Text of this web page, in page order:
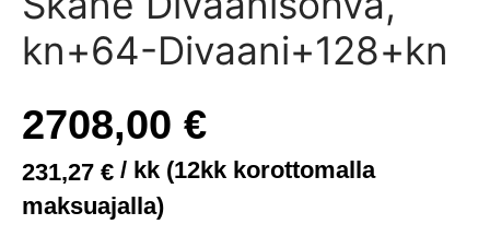
kn+64-Divaani+128+kn
2708,00 €
231,27 € / kk (12kk korottomalla
maksuajalla)
S ja M
XL
kehikot
ja pöydät